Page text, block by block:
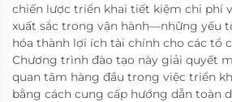
chiến lược triển khai tiết kiệm chi phí
xuất sắc trong vận hành—những yếu
hóa thành lợi ích tài chính cho các tổ
Chương trình đào tạo này giải quyết
quan tâm hàng đầu trong việc triển
bằng cách cung cấp hướng dẫn toàn